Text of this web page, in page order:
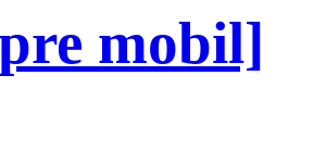
mobil]